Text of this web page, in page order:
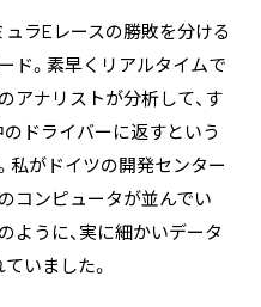
ラEレースの勝敗を分ける
ド。素早くリアルタイムで
アナリストが分析して、す
ドライバーに返すという
私がドイツの開発センター
コンピュータが並んでい
ように、実に細かいデータ
いました。